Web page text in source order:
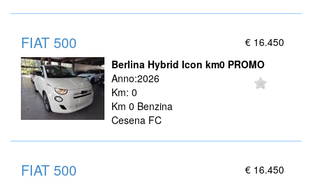
€ 16.450
FIAT 500
Berlina Hybrid Icon km0 PROMO
Anno:2026
Km: 0
Km 0 Benzina
Cesena FC
€ 16.450
FIAT 500